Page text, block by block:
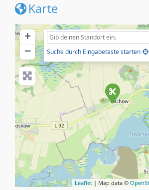
Karte
+
−
Suche durch Eingabetaste starten
Leaflet | Map data ©